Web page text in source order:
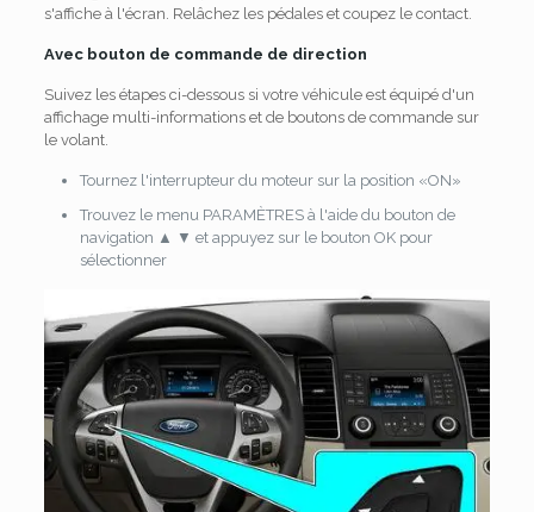
s'affiche à l'écran. Relâchez les pédales et coupez le contact.
Avec bouton de commande de direction
Suivez les étapes ci-dessous si votre véhicule est équipé d'un
affichage multi-informations et de boutons de commande sur
le volant.
Tournez l'interrupteur du moteur sur la position «ON»
Trouvez le menu PARAMÈTRES à l'aide du bouton de
navigation ▲ ▼ et appuyez sur le bouton OK pour
sélectionner